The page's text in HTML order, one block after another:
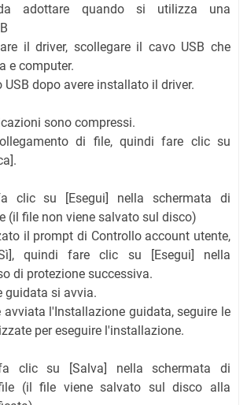
da adottare quando si utilizza una
il driver, scollegare il cavo USB che
e computer.
USB dopo avere installato il driver.
sono compressi.
di file, quindi fare clic su
clic su [Esegui] nella schermata di
(il file non viene salvato sul disco)
il prompt di Controllo account utente,
quindi fare clic su [Esegui] nella
di protezione successiva.
guidata si avvia.
avviata l'Installazione guidata, seguire le
per eseguire l'installazione.
clic su [Salva] nella schermata di
(il file viene salvato sul disco alla